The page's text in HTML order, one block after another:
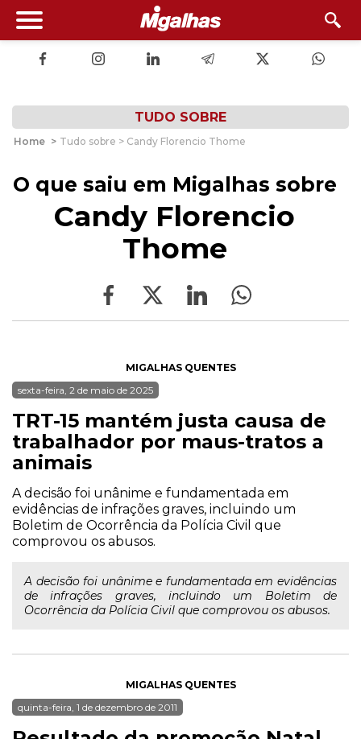
TUDO SOBRE
Home > Tudo sobre > Candy Florencio Thome
O que saiu em Migalhas sobre
Candy Florencio
Thome
MIGALHAS QUENTES
sexta-feira, 2 de maio de 2025
TRT-15 mantém justa causa de
trabalhador por maus-tratos a
animais
A decisão foi unânime e fundamentada em
evidências de infrações graves, incluindo um
Boletim de Ocorrência da Polícia Civil que
comprovou os abusos.
A decisão foi unânime e fundamentada em evidências
de infrações graves, incluindo um Boletim de
Ocorrência da Polícia Civil que comprovou os abusos.
MIGALHAS QUENTES
quinta-feira, 1 de dezembro de 2011